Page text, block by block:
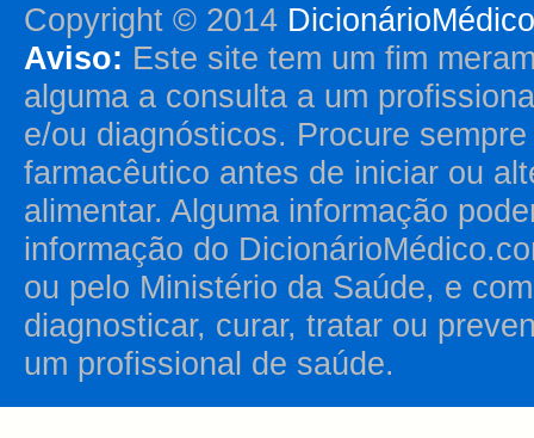
Copyright © 2014
Aviso: Este site tem um fim
alguma a consulta a um
e/ou diagnósticos. Procure
farmacêutico antes de iniciar ou
alimentar. Alguma informação
informação do
ou pelo Ministério da Saúde, e
diagnosticar, curar, tratar ou
um profissional de saúde.